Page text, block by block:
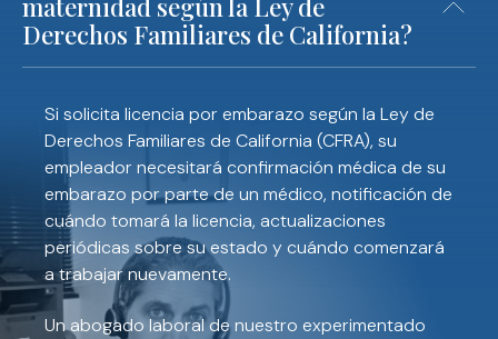
maternidad según la Ley de
Derechos Familiares de California?
Si solicita licencia por embarazo según la Ley de
Derechos Familiares de California (CFRA), su
empleador necesitará confirmación médica de su
embarazo por parte de un médico, notificación de
cuándo tomará la licencia, actualizaciones
periódicas sobre su estado y cuándo comenzará
a trabajar nuevamente.
Un abogado laboral de nuestro experimentado